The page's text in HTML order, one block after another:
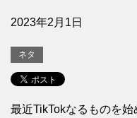
2023年2月1日
ネタ
最近TikTokなるものを